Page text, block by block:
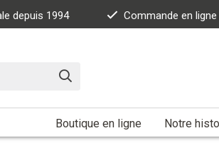
depuis 1994 Commande en
Boutique en ligne Notre